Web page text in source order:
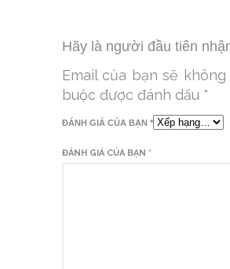
Hãy là người đầu tiên
Email của bạn sẽ
buộc được đánh dấu *
ĐÁNH GIÁ CỦA BẠN *
ĐÁNH GIÁ CỦA BẠN *